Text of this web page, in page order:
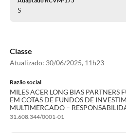
S
Classe
Atualizado: 30/06/2025, 11h23
Razão social
MILES ACER LONG BIAS PARTNERS
EM COTAS DE FUNDOS DE
MULTIMERCADO –
31.608.344/0001-01